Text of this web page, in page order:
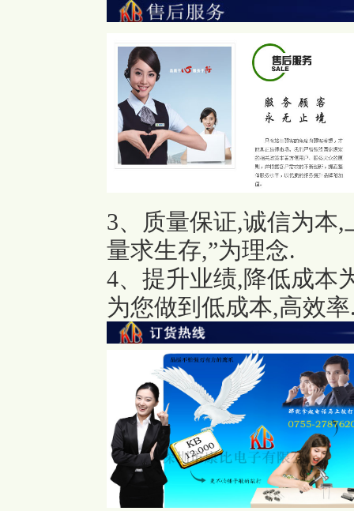
3、质量保证,诚信为本
量求生存,”为理念.
4、提升业绩,降低成本
为您做到低成本,高效